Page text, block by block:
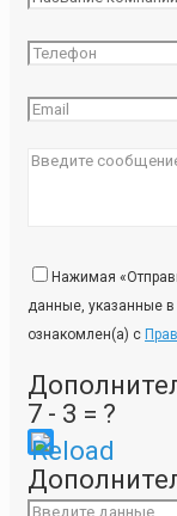
Нажимая
данные, указанные
ознакомлен(а) с
7 - 3 = ?
Please
enter